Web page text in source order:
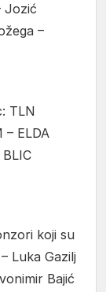
Jozić
–
TLN
– ELDA
BLIC
koji su
Luka Gazilj
Bajić